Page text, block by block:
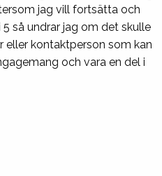
jag vill fortsätta och
så undrar jag om det skulle
kontaktperson som kan
och vara en del i